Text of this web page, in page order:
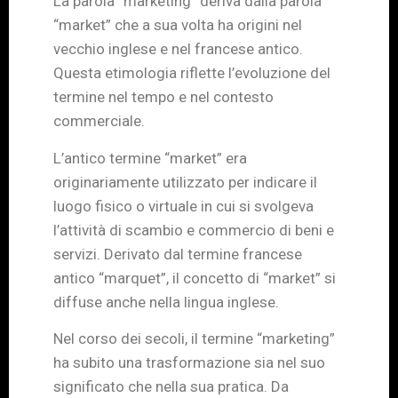
“market” che a sua volta ha origini nel
vecchio inglese e nel francese antico.
Questa etimologia riflette l’evoluzione del
termine nel tempo e nel contesto
commerciale.
L’antico termine “market” era
originariamente utilizzato per indicare il
luogo fisico o virtuale in cui si svolgeva
l’attività di scambio e commercio di beni e
servizi. Derivato dal termine francese
antico “marquet”, il concetto di “market” si
diffuse anche nella lingua inglese.
Nel corso dei secoli, il termine “marketing”
ha subito una trasformazione sia nel suo
significato che nella sua pratica. Da